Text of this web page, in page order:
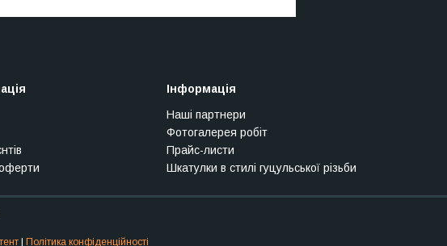
оферти
Інформація
Наші партнери
Фотогалерея робіт
Прайс-листи
Шкатулки в стилі гуцульської різьби
| Політика конфіденційності